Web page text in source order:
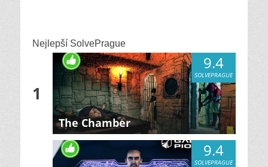
Nejlepší SolvePrague
1
9.4
SOLVEPRAGUE
The Chamber
9.4
SOLVEPRAGUE